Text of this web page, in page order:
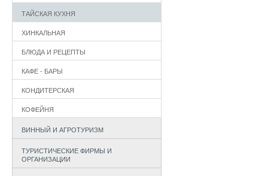
ТАЙСКАЯ КУХНЯ
ХИНКАЛЬНАЯ
БЛЮДА И РЕЦЕПТЫ
КАФЕ - БАРЫ
КОНДИТЕРСКАЯ
КОФЕЙНЯ
ВИННЫЙ И АГРОТУРИЗМ
ТУРИСТИЧЕСКИЕ ФИРМЫ И
ОРГАНИЗАЦИИ